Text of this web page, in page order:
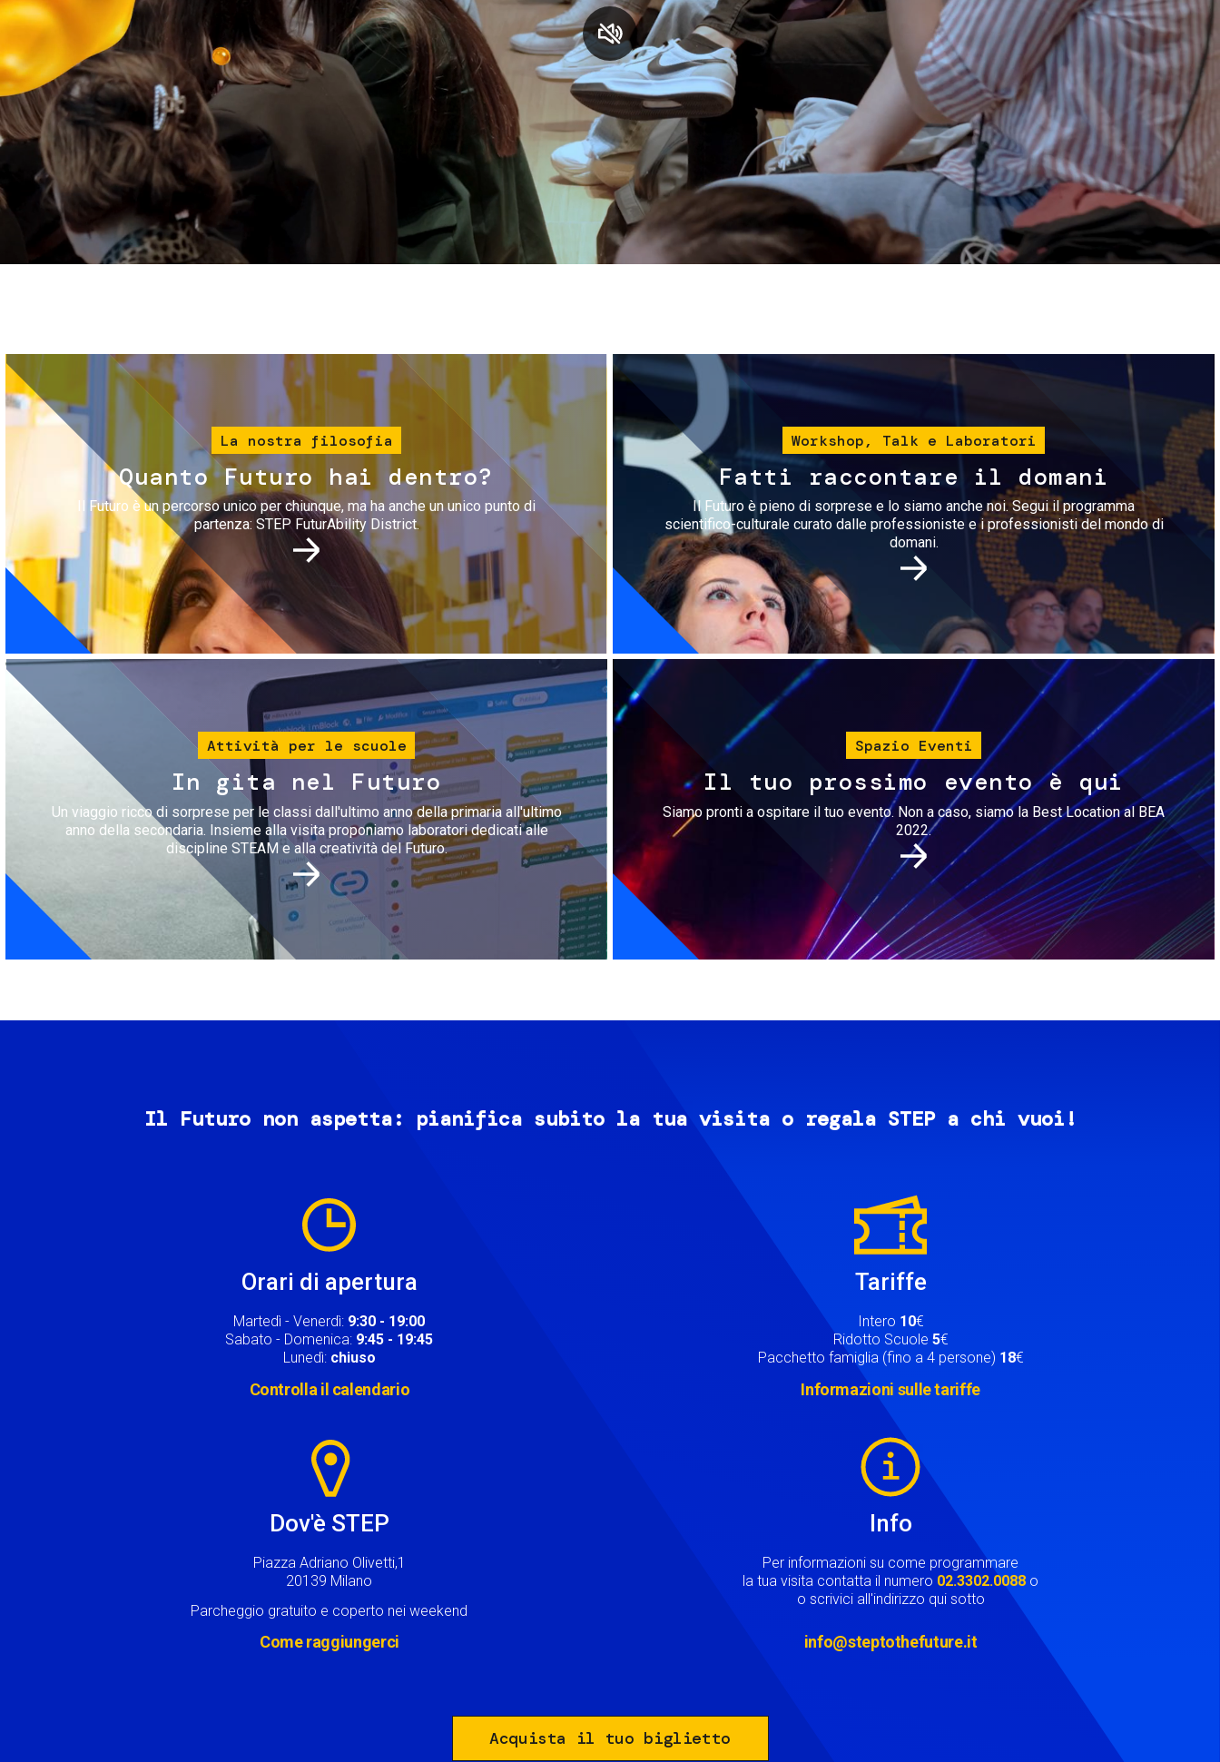
Servizi e accessibilità
Contatti
Biglietti
Immagine
La nostra filosofia
Quanto Futuro hai dentro?
Il Futuro è un percorso unico per chiunque, ma ha anche un unico punto di
partenza: STEP FuturAbility District.
Immagine
Workshop, Talk e Laboratori
Fatti raccontare il domani
Il Futuro è pieno di sorprese e lo siamo anche noi. Segui il programma
scientifico-culturale curato dalle professioniste e i professionisti del mondo di
domani.
Immagine
Attività per le scuole
In gita nel Futuro
Un viaggio ricco di sorprese per le classi dall'ultimo anno della primaria all'ultimo
anno della secondaria. Insieme alla visita proponiamo laboratori dedicati alle
discipline STEAM e alla creatività del Futuro.
Immagine
Spazio Eventi
Il tuo prossimo evento è qui
Siamo pronti a ospitare il tuo evento. Non a caso, siamo la Best Location al BEA
2022.
Il Futuro non aspetta: pianifica subito la tua visita o regala STEP a chi vuoi!
Orari di apertura
Martedì - Venerdì: 9:30 - 19:00
Sabato - Domenica: 9:45 - 19:45
Lunedì: chiuso
Controlla il calendario
Tariffe
Intero 10€
Ridotto Scuole 5€
Pacchetto famiglia (fino a 4 persone) 18€
Informazioni sulle tariffe
Dov'è STEP
Piazza Adriano Olivetti,1
20139 Milano
Parcheggio gratuito e coperto nei weekend
Come raggiungerci
Info
Per informazioni su come programmare
la tua visita contatta il numero 02.3302.0088 o
o scrivici all'indirizzo qui sotto
info@steptothefuture.it
Acquista il tuo biglietto